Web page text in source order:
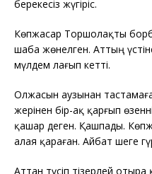
берекесіз жүгіріс.
Көпжасар Торшолақты
шаба жөнелген. Аттың
мүлдем лағып кетті.
Олжасын аузынан
жерінен бір-ақ қарғып
қашар деген. Қашпады.
алая қараған. Айбат шеге
Аттан түсіп тізерлей